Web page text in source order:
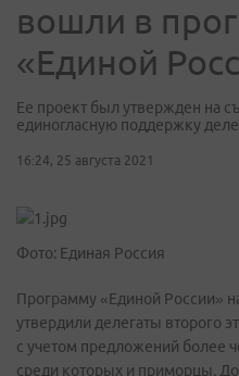
вошли в
«Единой
Ее проект был утвержден на
единогласную поддержку
16:24, 25 августа 2021
Фото: Единая Россия
Программу «Единой России»
утвердили делегаты второго
с учетом предложений более
среди которых и приморцы.